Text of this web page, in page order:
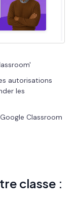
autorisations
les
Classroom
classe :